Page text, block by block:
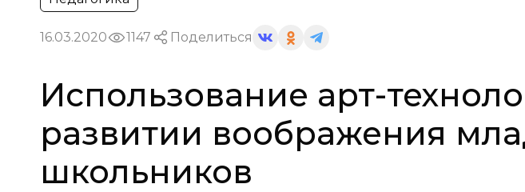
16.03.2020 1147 Поделиться
Использование арт-
развитии воображения
школьников